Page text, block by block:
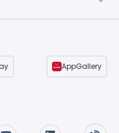
AppGallery